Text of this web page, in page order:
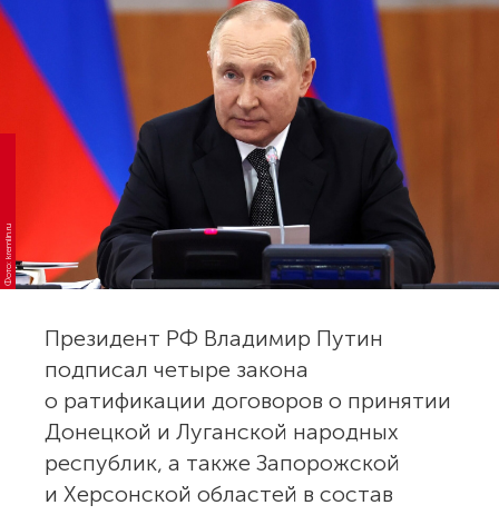
Фото: kremlin.ru
Президент РФ Владимир Путин
подписал четыре закона
о ратификации договоров о принятии
Донецкой и Луганской народных
республик, а также Запорожской
и Херсонской областей в состав